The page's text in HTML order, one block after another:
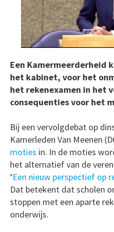
Een Kamermeerderheid
het kabinet, voor het
het rekenexamen in het
consequenties voor het
Bij een vervolgdebat op
Kamerleden Van Meenen
moties in. In de moties
het alternatief van de
‘Een nieuw perspectief op
Dat betekent dat scholen
stoppen met een aparte
onderwijs.